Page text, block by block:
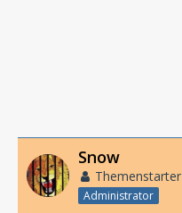
Snow
Themenstarter
Administrator